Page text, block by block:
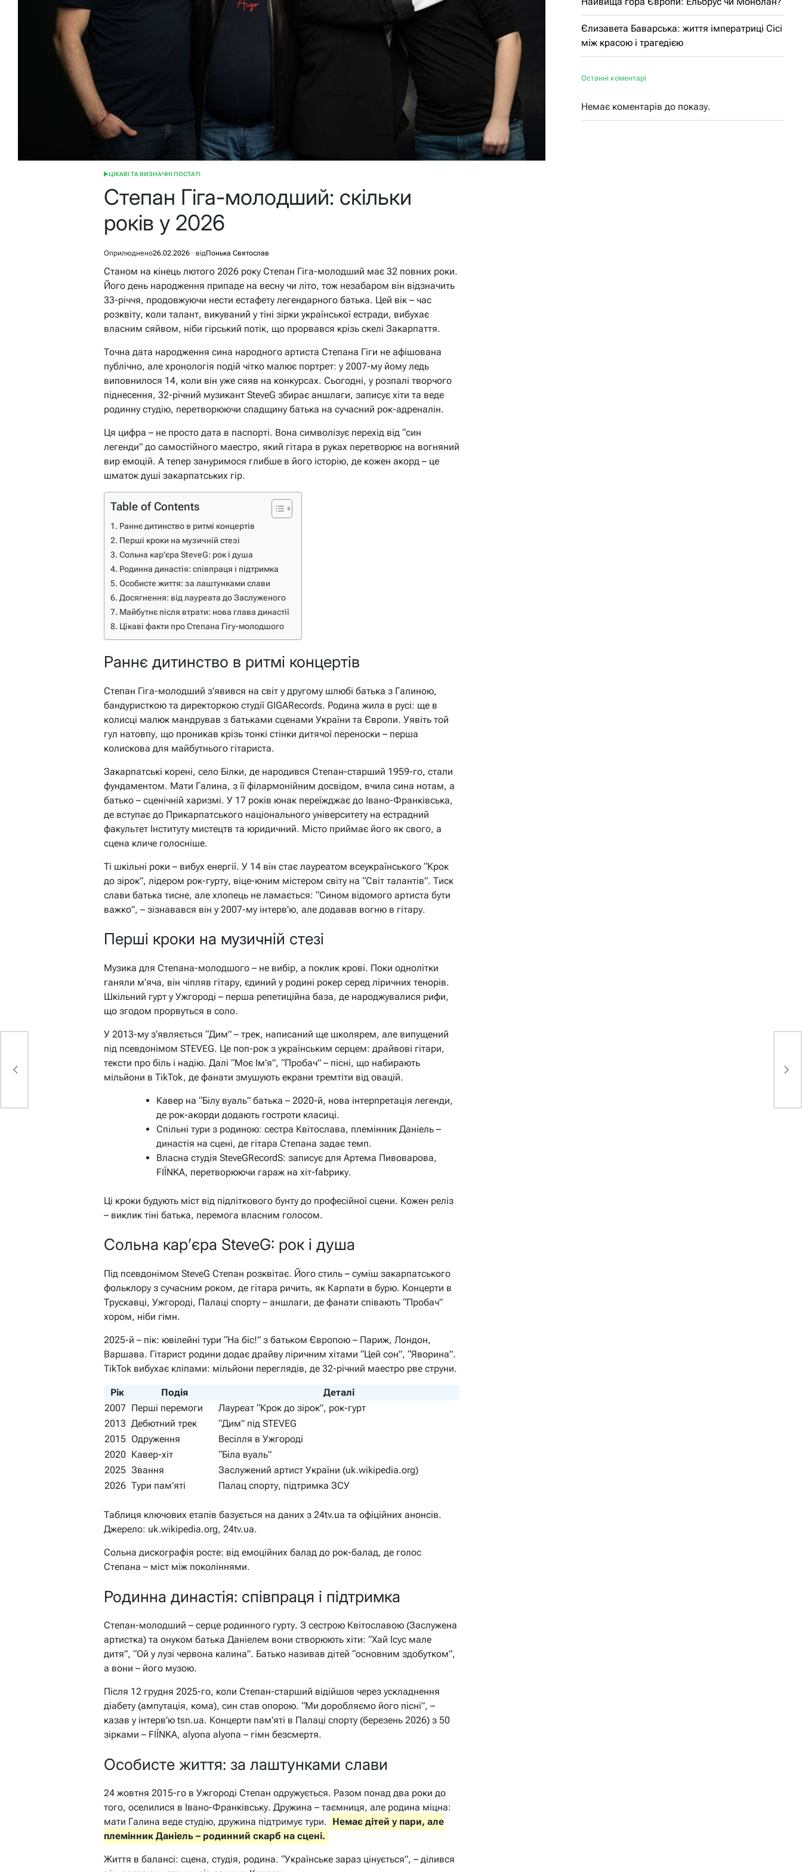
ОПУБЛІКУВАТИ
ЦІКАВІ ТА ВИЗНАЧНІ ПОСТАТІ
Степан Гіга-молодший: скільки
років у 2026
Оприлюднено26.02.2026 відПонька Святослав
Станом на кінець лютого 2026 року Степан Гіга-молодший має 32 повних роки.
Його день народження припаде на весну чи літо, тож незабаром він відзначить
33-річчя, продовжуючи нести естафету легендарного батька. Цей вік – час
розквіту, коли талант, викуваний у тіні зірки української естради, вибухає
власним сяйвом, ніби гірський потік, що прорвався крізь скелі Закарпаття.
Точна дата народження сина народного артиста Степана Гіги не афішована
публічно, але хронологія подій чітко малює портрет: у 2007-му йому ледь
виповнилося 14, коли він уже сяяв на конкурсах. Сьогодні, у розпалі творчого
піднесення, 32-річний музикант SteveG збирає аншлаги, записує хіти та веде
родинну студію, перетворюючи спадщину батька на сучасний рок-адреналін.
Ця цифра – не просто дата в паспорті. Вона символізує перехід від “син
легенди” до самостійного маестро, який гітара в руках перетворює на вогняний
вир емоцій. А тепер зануримося глибше в його історію, де кожен акорд – це
шматок душі закарпатських гір.
Table of Contents
Раннє дитинство в ритмі концертів
Перші кроки на музичній стезі
Сольна кар’єра SteveG: рок і душа
Родинна династія: співпраця і підтримка
Особисте життя: за лаштунками слави
Досягнення: від лауреата до Заслуженого
Майбутнє після втрати: нова глава династії
Цікаві факти про Степана Гігу-молодшого
Раннє дитинство в ритмі концертів
Степан Гіга-молодший з’явився на світ у другому шлюбі батька з Галиною,
бандуристкою та директоркою студії GIGARecords. Родина жила в русі: ще в
колисці малюк мандрував з батьками сценами України та Європи. Уявіть той
гул натовпу, що проникав крізь тонкі стінки дитячої переноски – перша
колискова для майбутнього гітариста.
Закарпатські корені, село Білки, де народився Степан-старший 1959-го, стали
фундаментом. Мати Галина, з її філармонійним досвідом, вчила сина нотам, а
батько – сценічній харизмі. У 17 років юнак переїжджає до Івано-Франківська,
де вступає до Прикарпатського національного університету на естрадний
факультет Інституту мистецтв та юридичний. Місто приймає його як свого, а
сцена кличе голосніше.
Ті шкільні роки – вибух енергії. У 14 він стає лауреатом всеукраїнського “Крок
до зірок”, лідером рок-гурту, віце-юним містером світу на “Світ талантів”. Тиск
слави батька тисне, але хлопець не ламається: “Сином відомого артиста бути
важко”, – зізнавався він у 2007-му інтерв’ю, але додавав вогню в гітару.
Перші кроки на музичній стезі
Музика для Степана-молодшого – не вибір, а поклик крові. Поки однолітки
ганяли м’яча, він чіпляв гітару, єдиний у родині рокер серед ліричних тенорів.
Шкільний гурт у Ужгороді – перша репетиційна база, де народжувалися рифи,
що згодом прорвуться в соло.
У 2013-му з’являється “Дим” – трек, написаний ще школярем, але випущений
під псевдонімом STEVEG. Це поп-рок з українським серцем: драйвові гітари,
тексти про біль і надію. Далі “Моє Ім’я”, “Пробач” – пісні, що набирають
мільйони в TikTok, де фанати змушують екрани тремтіти від овацій.
Кавер на “Білу вуаль” батька – 2020-й, нова інтерпретація легенди,
де рок-акорди додають гостроти класиці.
Спільні тури з родиною: сестра Квітослава, племінник Даніель –
династія на сцені, де гітара Степана задає темп.
Власна студія SteveGRecordS: записує для Артема Пивоварова,
FIЇNKA, перетворюючи гараж на хіт-fabрику.
Ці кроки будують міст від підліткового бунту до професійної сцени. Кожен реліз
– виклик тіні батька, перемога власним голосом.
Сольна кар’єра SteveG: рок і душа
Під псевдонімом SteveG Степан розквітає. Його стиль – суміш закарпатського
фольклору з сучасним роком, де гітара ричить, як Карпати в бурю. Концерти в
Трускавці, Ужгороді, Палаці спорту – аншлаги, де фанати співають “Пробач”
хором, ніби гімн.
2025-й – пік: ювілейні тури “На біс!” з батьком Європою – Париж, Лондон,
Варшава. Гітарист родини додає драйву ліричним хітами “Цей сон”, “Яворина”.
TikTok вибухає кліпами: мільйони переглядів, де 32-річний маестро рве струни.
Рік Подія
Деталі
2007 Перші перемоги
Лауреат “Крок до зірок”, рок-гурт
2013 Дебютний трек
“Дим” під STEVEG
2015 Одруження
Весілля в Ужгороді
2020 Кавер-хіт
“Біла вуаль”
2025 Звання
Заслужений артист України (uk.wikipedia.org)
2026 Тури пам’яті Палац спорту, підтримка ЗСУ
Таблиця ключових етапів базується на даних з 24tv.ua та офіційних анонсів.
Джерело: uk.wikipedia.org, 24tv.ua.
Сольна дискографія росте: від емоційних балад до рок-балад, де голос
Степана – міст між поколіннями.
Родинна династія: співпраця і підтримка
Степан-молодший – серце родинного гурту. З сестрою Квітославою (Заслужена
артистка) та онуком батька Даніелем вони створюють хіти: “Хай Ісус мале
дитя”, “Ой у лузі червона калина”. Батько називав дітей “основним здобутком”,
а вони – його музою.
Після 12 грудня 2025-го, коли Степан-старший відійшов через ускладнення
діабету (ампутація, кома), син став опорою. “Ми доробляємо його пісні”, –
казав у інтерв’ю tsn.ua. Концерти пам’яті в Палаці спорту (березень 2026) з 50
зірками – FIЇNKA, alyona alyona – гімн безсмертя.
Особисте життя: за лаштунками слави
24 жовтня 2015-го в Ужгороді Степан одружується. Разом понад два роки до
того, оселилися в Івано-Франківську. Дружина – таємниця, але родина міцна:
мати Галина веде студію, дружина підтримує тури. Немає дітей у пари, але
племінник Даніель – родинний скарб на сцені.
Життя в балансі: сцена, студія, родина. “Українське зараз цінується”, – ділився
Єлизавета Баварська: життя імператриці Сісі
між красою і трагедією
Останні коментарі
Немає коментарів до показу.